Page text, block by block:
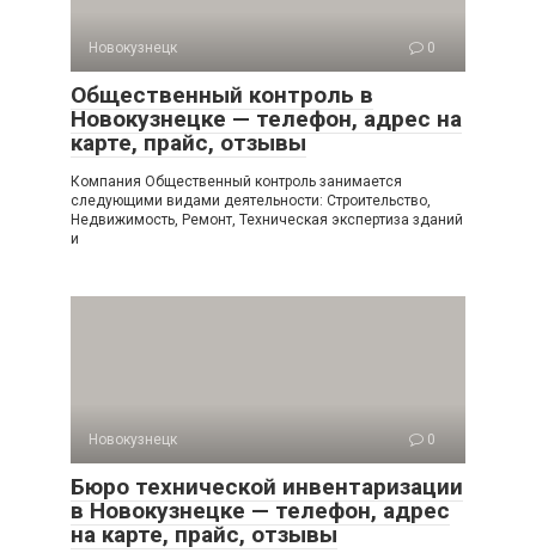
Новокузнецк 0
Общественный контроль в
Новокузнецке — телефон, адрес на
карте, прайс, отзывы
Компания Общественный контроль занимается
следующими видами деятельности: Строительство,
Недвижимость, Ремонт, Техническая экспертиза зданий
и
Новокузнецк 0
Бюро технической инвентаризации
в Новокузнецке — телефон, адрес
на карте, прайс, отзывы